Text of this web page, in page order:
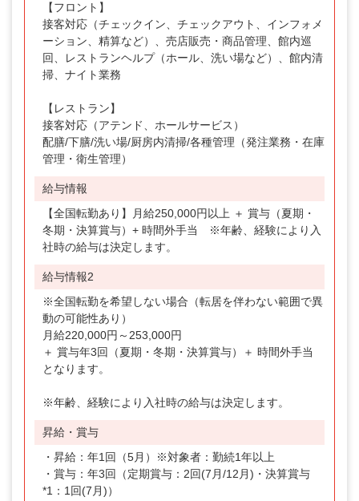
契約社員
職種
レストランスタッフ
施設管理
総務経理
予約販売
職種未定
総合職
温浴施設スタッフ
調理
ホテルスタッフ（フロント・レストラン）
エリア
北海道
東北
関東・甲信越
【フロント】
接客対応（チェックイン、チェックアウト、インフォメ
ーション、精算など）、売店販売・商品管理、館内巡
回、レストランヘルプ（ホール、洗い場など）、館内清
掃、ナイト業務
【レストラン】
接客対応（アテンド、ホールサービス）
配膳/下膳/洗い場/厨房内清掃/各種管理（発注業務・在庫
管理・衛生管理）
給与情報
【全国転勤あり】月給250,000円以上 ＋ 賞与（夏期・
冬期・決算賞与）+ 時間外手当 ※年齢、経験により入
社時の給与は決定します。
給与情報2
※全国転勤を希望しない場合（転居を伴わない範囲で異
動の可能性あり）
月給220,000円～253,000円
＋ 賞与年3回（夏期・冬期・決算賞与）＋ 時間外手当
となります。
※年齢、経験により入社時の給与は決定します。
昇給・賞与
・昇給：年1回（5月）※対象者：勤続1年以上
・賞与：年3回（定期賞与：2回(7月/12月)・決算賞与
*1：1回(7月)）